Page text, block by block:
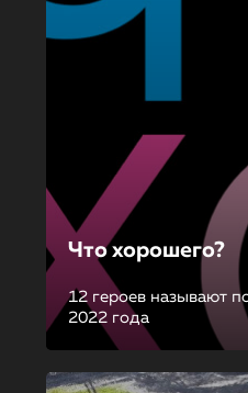
Что хорошего?
12 героев называют
2022 года